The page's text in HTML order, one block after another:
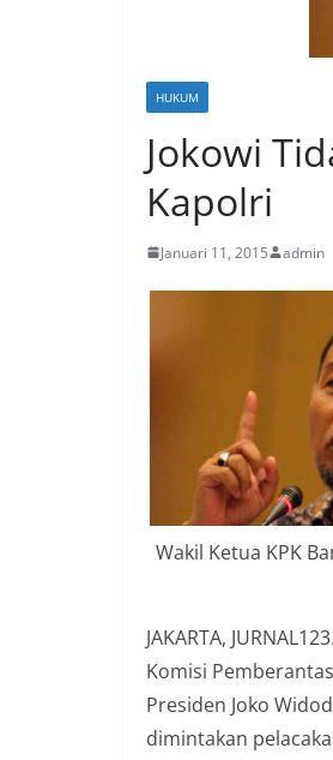
HUKUM
Jokowi
Kapolri
Januari 11, 2015 admin
Wakil Ketua KPK
JAKARTA, JURNAL123.
Komisi
Presiden Joko
dimintakan